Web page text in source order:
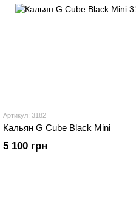
Артикул: 3182
Кальян G Cube Black Mini
5 100 грн